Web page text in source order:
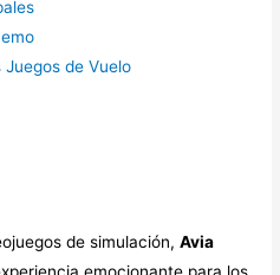
de Vuelo
de simulación,Avia
emocionante para los